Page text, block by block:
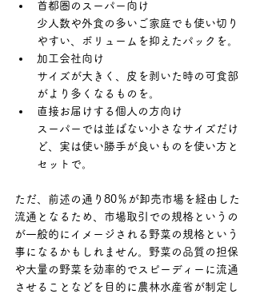
首都圏のスーパー向け
少人数や外食の多いご家庭でも使い切り
やすい、ボリュームを抑えたパックを。
加工会社向け
サイズが大きく、皮を剥いた時の可食部
がより多くなるものを。
直接お届けする個人の方向け
スーパーでは並ばない小さなサイズだけ
ど、実は使い勝手が良いものを使い方と
セットで。
ただ、前述の通り80％が卸売市場を経由した
流通となるため、市場取引での規格というの
が一般的にイメージされる野菜の規格という
事になるかもしれません。野菜の品質の担保
や大量の野菜を効率的でスピーディーに流通
させることなどを目的に農林水産省が制定し